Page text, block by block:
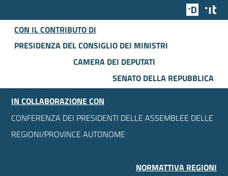
Team
CON IL CONTRIBUTO DI
PRESIDENZA DEL CONSIGLIO DEI MINISTRI
CAMERA DEI DEPUTATI
SENATO DELLA REPUBBLICA
IN COLLABORAZIONE CON
CONFERENZA DEI PRESIDENTI DELLE ASSEMBLEE DELLE
REGIONI/PROVINCE AUTONOME
NORMATTIVA REGIONI